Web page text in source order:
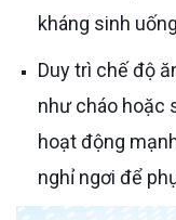
kháng sinh
Duy trì chế độ ăn với các món mềm, lỏng, nguội
như cháo hoặc
hoạt động
nghỉ ngơi để